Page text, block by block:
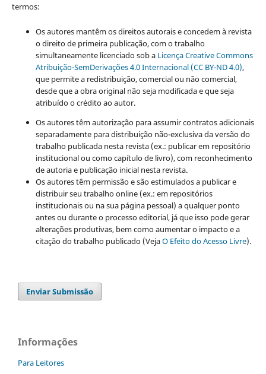
termos:
Os autores mantêm os direitos autorais e concedem à revista
o direito de primeira publicação, com o trabalho
simultaneamente licenciado sob aLicença Creative Commons
Atribuição-SemDerivações 4.0 Internacional (CC BY-ND 4.0),
que permite a redistribuição, comercial ou não comercial,
desde que a obra original não seja modificada e que seja
atribuído o crédito ao autor.
Os autores têm autorização para assumir contratos adicionais
separadamente para distribuição não-exclusiva da versão do
trabalho publicada nesta revista (ex.: publicar em repositório
institucional ou como capítulo de livro), com reconhecimento
de autoria e publicação inicial nesta revista.
Os autores têm permissão e são estimulados a publicar e
distribuir seu trabalho online (ex.: em repositórios
institucionais ou na sua página pessoal) a qualquer ponto
antes ou durante o processo editorial, já que isso pode gerar
alterações produtivas, bem como aumentar o impacto e a
citação do trabalho publicado (VejaO Efeito do Acesso Livre).
Enviar Submissão
Informações
Para Leitores